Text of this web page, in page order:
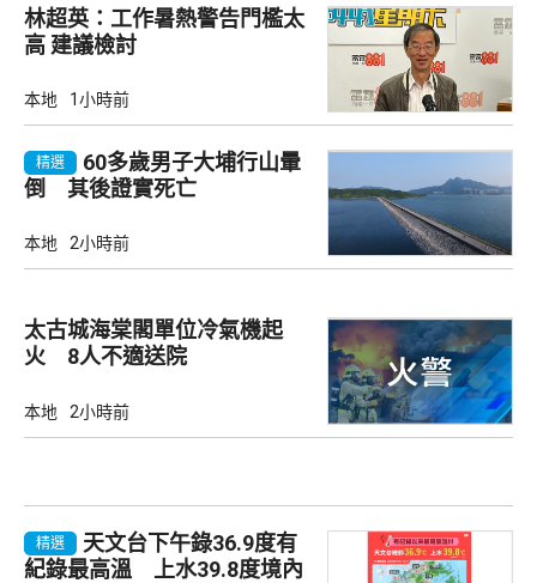
林超英：工作暑熱警告門檻太
高 建議檢討
本地 1小時前
精選
60多歲男子大埔行山暈
倒 其後證實死亡
本地 2小時前
太古城海棠閣單位冷氣機起
火 8人不適送院
本地 2小時前
精選
天文台下午錄36.9度有
紀錄最高溫 上水39.8度境內